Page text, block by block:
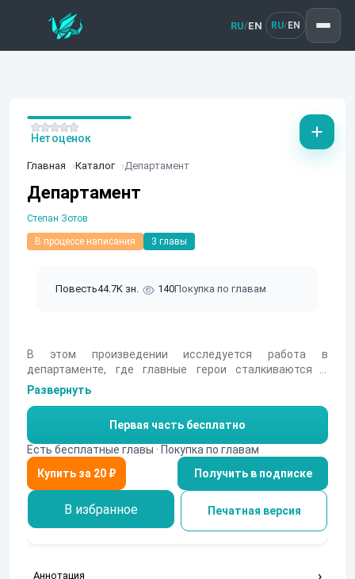
RU/EN RU/ EN
Главная Каталог Департамент
Департамент
Степан Зотов
В процессе написания 3 главы
Повесть44.7K зн. 140Покупка по главам
Нет оценок
В этом произведении исследуется работа в
департаменте, где главные герои сталкиваются с
бюрократией и моральными дилеммами. Их внутренние
конфликты подчеркивают важность честности и
справедливости.
Развернуть
Первая часть бесплатно
Есть бесплатные главы · Покупка по главам
Получить в подписке
В избранное Печатная версия
Аннотация